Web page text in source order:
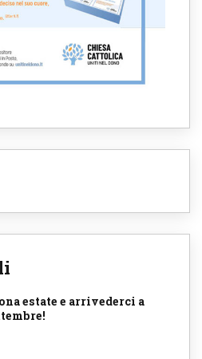
estate e arrivederci a